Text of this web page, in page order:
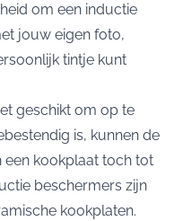
om een inductie
jouw eigen foto,
tintje kunt
geschikt om op te
is, kunnen de
kookplaat toch tot
beschermers zijn
kookplaten.